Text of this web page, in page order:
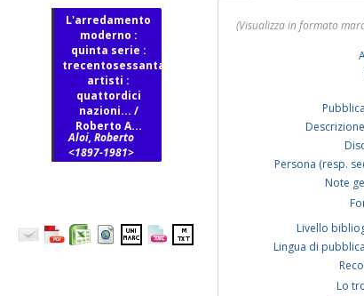
L'arredamento
moderno :
quinta serie :
trecentosessanta
artisti :
quattordici
nazioni... /
Roberto A...
Aloi, Roberto
<1897-1981>
(Visualizza in formato
Persona (resp.
Note
Livello
Lingua di
Lo